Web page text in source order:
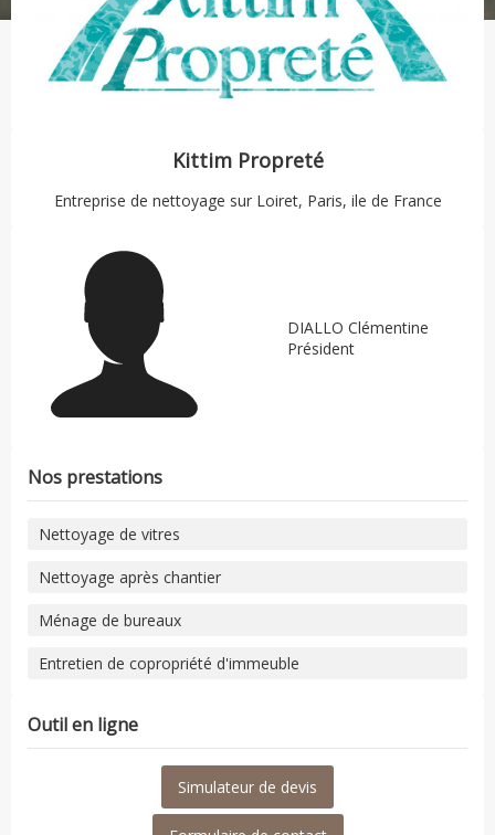
Kittim Propreté
Entreprise de nettoyage sur Loiret, Paris, ile de France
DIALLO Clémentine
Président
Nos prestations
Nettoyage de vitres
Nettoyage après chantier
Ménage de bureaux
Entretien de copropriété d'immeuble
Outil en ligne
Simulateur de devis